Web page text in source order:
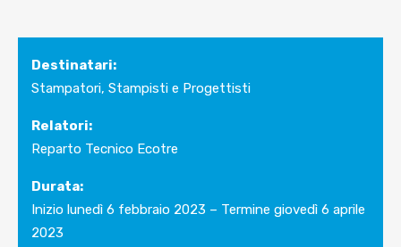
Destinatari:
Stampatori, Stampisti e Progettisti
Relatori:
Reparto Tecnico Ecotre
Durata:
Inizio lunedì 6 febbraio 2023 – Termine giovedì 6 aprile
2023